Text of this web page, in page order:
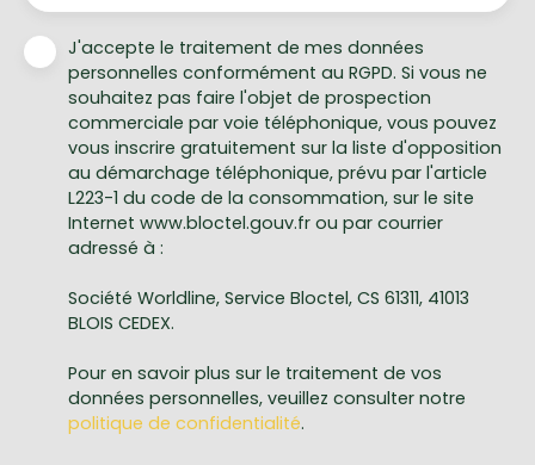
J'accepte le traitement de mes données
personnelles conformément au RGPD. Si vous ne
souhaitez pas faire l'objet de prospection
commerciale par voie téléphonique, vous pouvez
vous inscrire gratuitement sur la liste d'opposition
au démarchage téléphonique, prévu par l'article
L223-1 du code de la consommation, sur le site
Internet www.bloctel.gouv.fr ou par courrier
adressé à :
Société Worldline, Service Bloctel, CS 61311, 41013
BLOIS CEDEX.
Pour en savoir plus sur le traitement de vos
données personnelles, veuillez consulter notre
politique de confidentialité.